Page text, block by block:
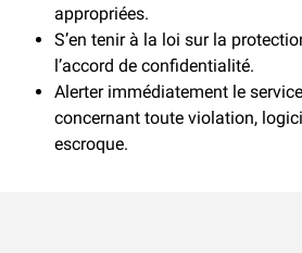
appropriées.
S’en tenir à la loi sur la
l’accord de confidentialité.
Alerter immédiatement le
concernant toute violation,
escroque.